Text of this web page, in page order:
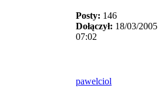
Posty: 146
Dołączył: 18/03/2005
07:02
pawelciol